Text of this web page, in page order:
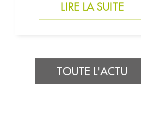
LIRE LA SUITE
TOUTE L'ACTU